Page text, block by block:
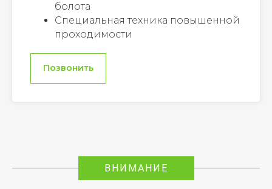
болота
Специальная техника повышенной
проходимости
Позвонить
ВНИМАНИЕ